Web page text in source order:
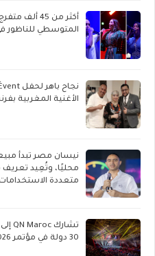
أكثر من 45
المتوسطي للناظور
الأغنية المغربية
نيسان مصر تبدأ
محليًا، وتُعِيد تعريف
متعددة
30 دولة في مؤتمر V-Convention 2026 العالمي بماليزيا